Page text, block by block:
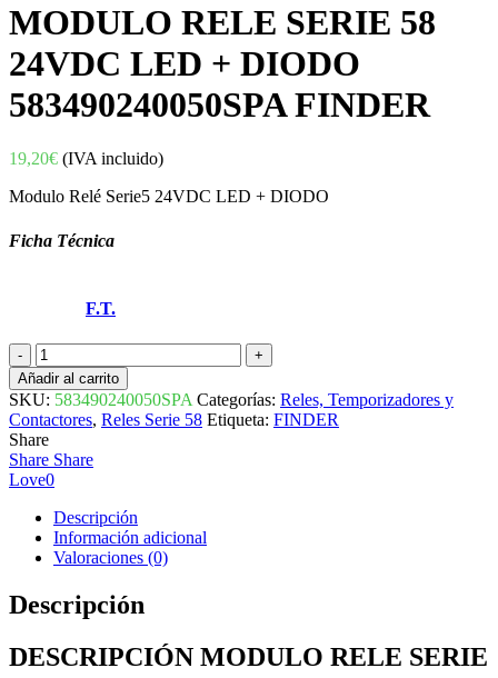
MODULO RELE SERIE 58
24VDC LED + DIODO
583490240050SPA FINDER
19,20€ (IVA incluido)
Modulo Relé Serie5 24VDC LED + DIODO
Ficha Técnica
F.T.
MODULO
RELE
SERIE
58
24VDC
LED
+
DIODO
583490240050SPA
FINDER
cantidad
Añadir al carrito
SKU: 583490240050SPA Categorías: Reles, Temporizadores y
Contactores, Reles Serie 58 Etiqueta: FINDER
Share
Share Share
Love0
Descripción
Información adicional
Valoraciones (0)
Descripción
DESCRIPCIÓN MODULO RELE SERIE